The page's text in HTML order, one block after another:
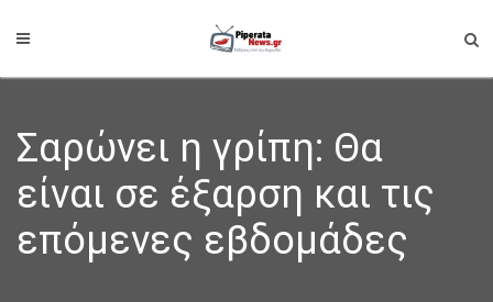
Σαρώνει η γρίπη: Θα
είναι σε έξαρση και τις
επόμενες εβδομάδες